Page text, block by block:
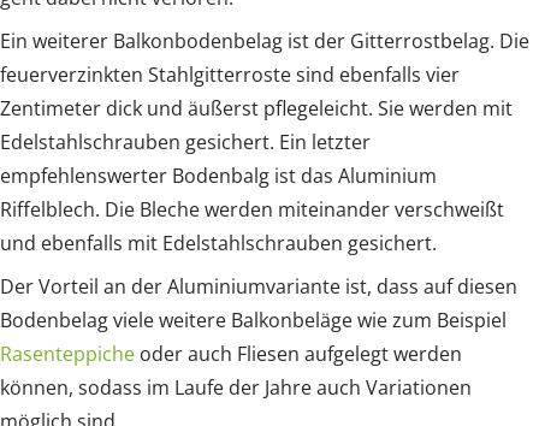
Ein weiterer Balkonbodenbelag ist der Gitterrostbelag. Die
feuerverzinkten Stahlgitterroste sind ebenfalls vier
Zentimeter dick und äußerst pflegeleicht. Sie werden mit
Edelstahlschrauben gesichert. Ein letzter
empfehlenswerter Bodenbalg ist das Aluminium
Riffelblech. Die Bleche werden miteinander verschweißt
und ebenfalls mit Edelstahlschrauben gesichert.
Der Vorteil an der Aluminiumvariante ist, dass auf diesen
Bodenbelag viele weitere Balkonbeläge wie zum Beispiel
Rasenteppiche oder auch Fliesen aufgelegt werden
können, sodass im Laufe der Jahre auch Variationen